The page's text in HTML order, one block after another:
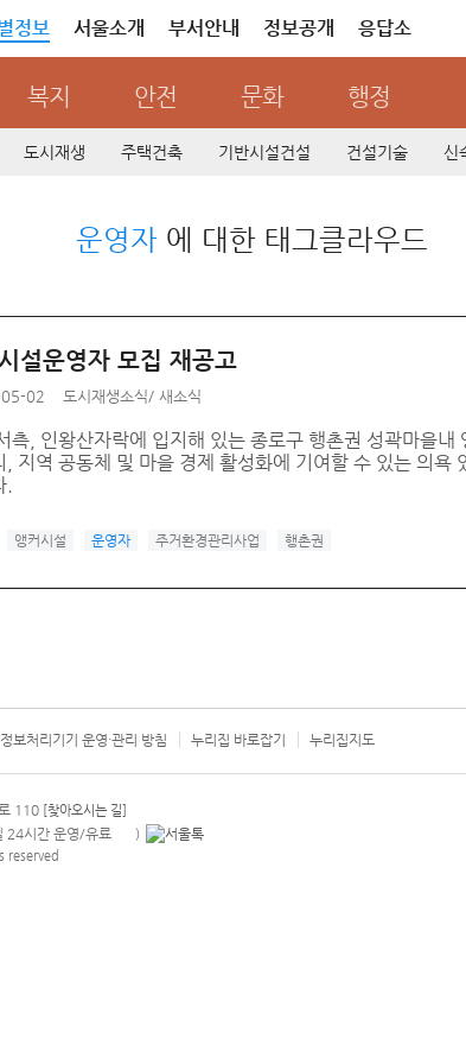
정보 서울소개 부서안내 정보공개 응답소
복지 안전 문화 행정
도시재생 주택건축 기반시설건설 건설기술 신
운영자에 대한 태그클라우드
설운영자 모집 재공고
02 도시재생소식/ 새소식
측, 인왕산자락에 입지해 있는 종로구 행촌권 성곽마을
, 지역 공동체 및 마을 경제 활성화에 기여할 수 있는 의욕
.
앵커시설 운영자 주거환경관리사업 행촌권
보처리기기 운영·관리 방침 누리집 바로잡기 누리집지도
110 [찾아오시는 길]
24시간 운영/유료 안내팝업 열기
)